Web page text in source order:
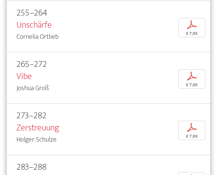
255–264
Unschärfe
Cornelia Ortlieb
p
€ 7,95
265–272
Vibe
Joshua Groß
p
€ 7,95
273–282
Zerstreuung
Holger Schulze
p
€ 7,95
283–288